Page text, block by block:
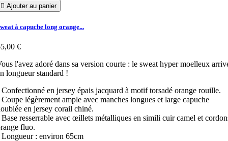
 Ajouter au panier
à capuche long orange...
€
l'avez adoré dans sa version courte : le sweat hyper moelleux
longueur standard !
Confectionné en jersey épais jacquard à motif torsadé orange rouille.
Coupe légèrement ample avec manches longues et large capuche
en jersey corail chiné.
Base resserrable avec œillets métalliques en simili cuir camel et
fluo.
Longueur : environ 65cm